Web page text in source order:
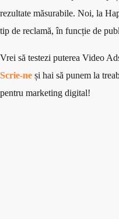
rezultate măsurabile. Noi, la
tip de reclamă, în funcție de
Vrei să testezi puterea Video
Scrie-ne și hai să punem la
pentru marketing digital!